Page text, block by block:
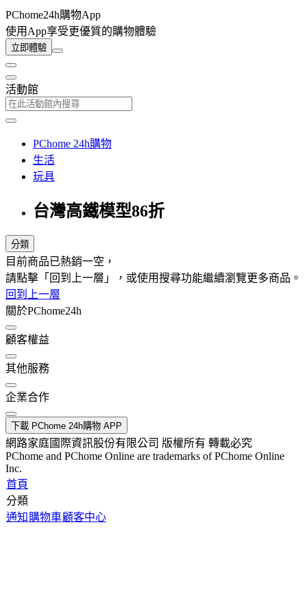
PChome24h購物App
使用App享受更優質的購物體驗
立即體驗
活動館
PChome 24h購物
生活
玩具
台灣高鐵模型86折
分類
目前商品已熱銷一空，
請點擊「回到上一層」，或使用搜尋功能繼續瀏覽更多商品。
回到上一層
關於PChome24h
顧客權益
其他服務
企業合作
下載 PChome 24h購物 APP
網路家庭國際資訊股份有限公司 版權所有 轉載必究
PChome and PChome Online are trademarks of PChome Online
Inc.
首頁
分類
通知 購物車顧客中心